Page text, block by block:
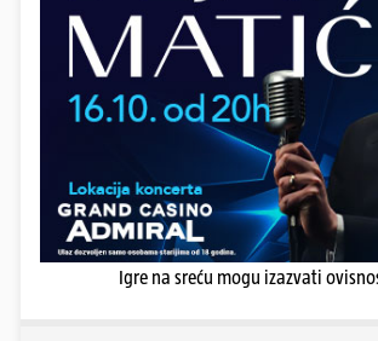
Igre na sreću mogu izazvati